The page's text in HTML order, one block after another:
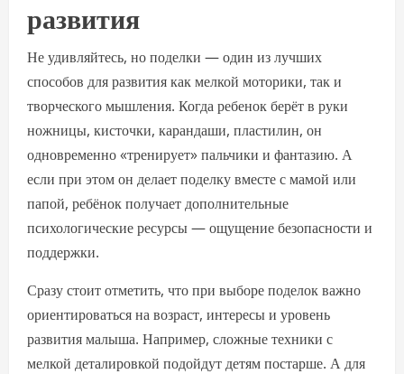
развития
Не удивляйтесь, но поделки — один из лучших
способов для развития как мелкой моторики, так и
творческого мышления. Когда ребенок берёт в руки
ножницы, кисточки, карандаши, пластилин, он
одновременно «тренирует» пальчики и фантазию. А
если при этом он делает поделку вместе с мамой или
папой, ребёнок получает дополнительные
психологические ресурсы — ощущение безопасности и
поддержки.
Сразу стоит отметить, что при выборе поделок важно
ориентироваться на возраст, интересы и уровень
развития малыша. Например, сложные техники с
мелкой деталировкой подойдут детям постарше. А для